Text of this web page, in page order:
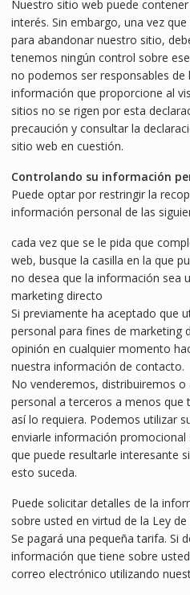
Nuestro sitio web puede
interés. Sin embargo, una vez
para abandonar nuestro sitio,
tenemos ningún control sobre
no podemos ser responsables
información que proporcione al
sitios no se rigen por esta
precaución y consultar la
sitio web en cuestión.
Controlando su información
Puede optar por restringir la
información personal de las
cada vez que se le pida que
web, busque la casilla en la que
no desea que la información sea
marketing directo
Si previamente ha aceptado que
personal para fines de marketing
opinión en cualquier momento
nuestra información de contacto.
No venderemos, distribuiremos
personal a terceros a menos que
así lo requiera. Podemos utilizar
enviarle información
que puede resultarle interesante
esto suceda.
Puede solicitar detalles de la
sobre usted en virtud de la Ley
Se pagará una pequeña tarifa. Si
información que tiene sobre
correo electrónico utilizando